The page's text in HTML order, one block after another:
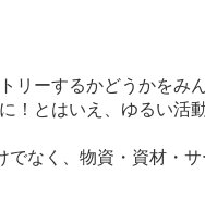
リーするかどうかをみ
！とはいえ、ゆるい
なく、物資・資材・サ